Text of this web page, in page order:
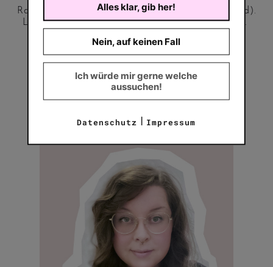
Rollkragen-Shirt drunter und Boots (
Second Hand ).
Lässig, souverän, selbstbewusst, aufgeschlossen.
Jetzt bist du dran
Wie sieht deine Marke
Keep calm & create.
Alles klar, gib her!
Nein, auf keinen Fall
Ich würde mir gerne welche
aussuchen!
Datenschutz | Impressum